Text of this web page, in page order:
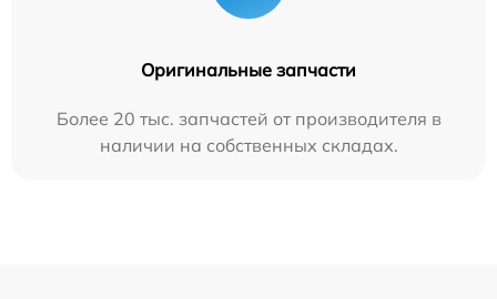
Оригинальные запчасти
Более 20 тыс. запчастей от производителя в
наличии на собственных складах.